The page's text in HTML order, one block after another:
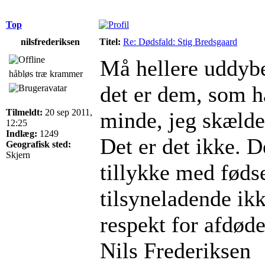
Top
nilsfrederiksen
Titel: Re: Dødsfald: Stig Bredsgaard
håbløs træ krammer
Tilmeldt: 20 sep 2011,
12:25
Indlæg: 1249
Geografisk sted:
Skjern
Må hellere
det er dem, som
minde, jeg
Det er det ikke.
tillykke med
tilsyneladende
respekt for
Nils Frederiksen